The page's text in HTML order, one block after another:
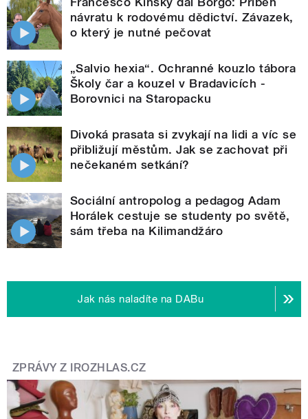
návratu k rodovému dědictví. Závazek,
o který je nutné pečovat
„Salvio hexia“. Ochranné kouzlo tábora
Školy čar a kouzel v Bradavicích -
Borovnici na Staropacku
Divoká prasata si zvykají na lidi a víc se
přibližují městům. Jak se zachovat při
nečekaném setkání?
Sociální antropolog a pedagog Adam
Horálek cestuje se studenty po světě,
sám třeba na Kilimandžáro
Jak nás naladíte na DABu
ZPRÁVY Z IROZHLAS.CZ